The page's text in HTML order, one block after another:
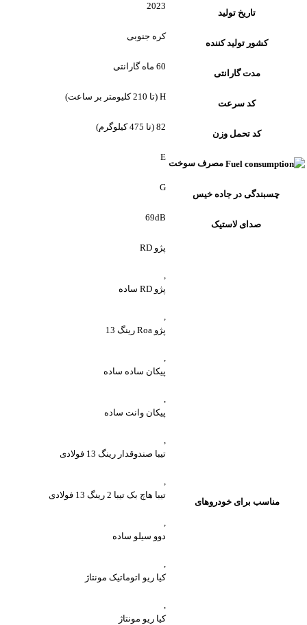
تاریخ تولید
2023
کشور تولید کننده
کره جنوبی
مدت گارانتی
60 ماه گارانتی
کد سرعت
H (تا 210 کلیومتر بر ساعت)
کد تحمل وزن
82 (تا 475 کیلوگرم)
مصرف سوخت
E
چسبندگی در جاده خیس
G
صدای لاستیک
69dB
مناسب برای خودروهای
پژو RD
,
پژو RD ساده
,
پژو Roa رینگ 13
,
پیکان ساده ساده
,
پیکان وانت ساده
,
تیبا صندوقدار رینگ 13 فولادی
,
تیبا هاچ بک تیبا 2 رینگ 13 فولادی
,
دوو سیلو ساده
,
کیا ریو اتوماتیک مونتاژ
,
کیا ریو مونتاژ